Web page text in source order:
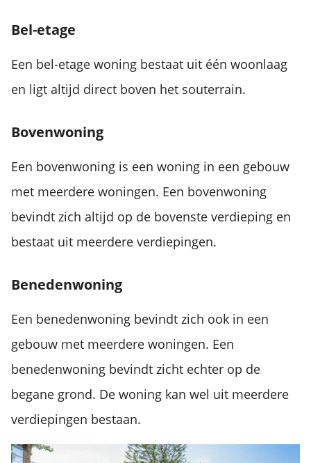
Bel-etage
Een bel-etage woning bestaat uit één woonlaag
en ligt altijd direct boven het souterrain.
Bovenwoning
Een bovenwoning is een woning in een gebouw
met meerdere woningen. Een bovenwoning
bevindt zich altijd op de bovenste verdieping en
bestaat uit meerdere verdiepingen.
Benedenwoning
Een benedenwoning bevindt zich ook in een
gebouw met meerdere woningen. Een
benedenwoning bevindt zicht echter op de
begane grond. De woning kan wel uit meerdere
verdiepingen bestaan.